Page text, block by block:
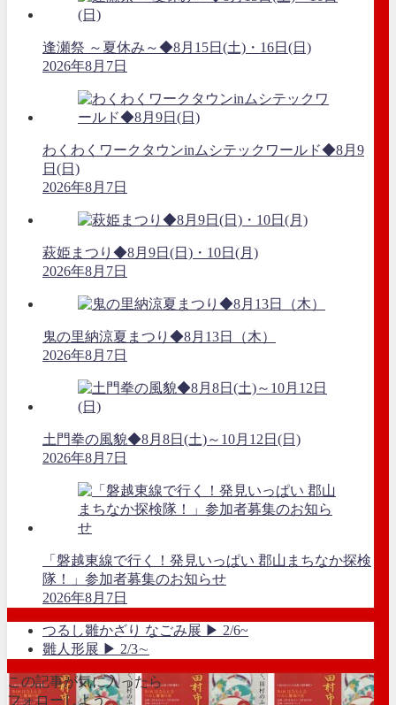
逢瀬祭 ～夏休み～◆8月15日(土)・16日(日)
2026年8月7日
わくわくワークタウンinムシテックワールド◆8月9
日(日)
2026年8月7日
萩姫まつり◆8月9日(日)・10日(月)
2026年8月7日
鬼の里納涼夏まつり◆8月13日（木）
2026年8月7日
土門拳の風貌◆8月8日(土)～10月12日(日)
2026年8月7日
「磐越東線で行く！発見いっぱい 郡山まちなか探検
隊！」参加者募集のお知らせ
2026年8月7日
つるし雛かざり なごみ展 ▶ 2/6~
雛人形展 ▶ 2/3∼
この記事が気に入ったら
フォローしよう